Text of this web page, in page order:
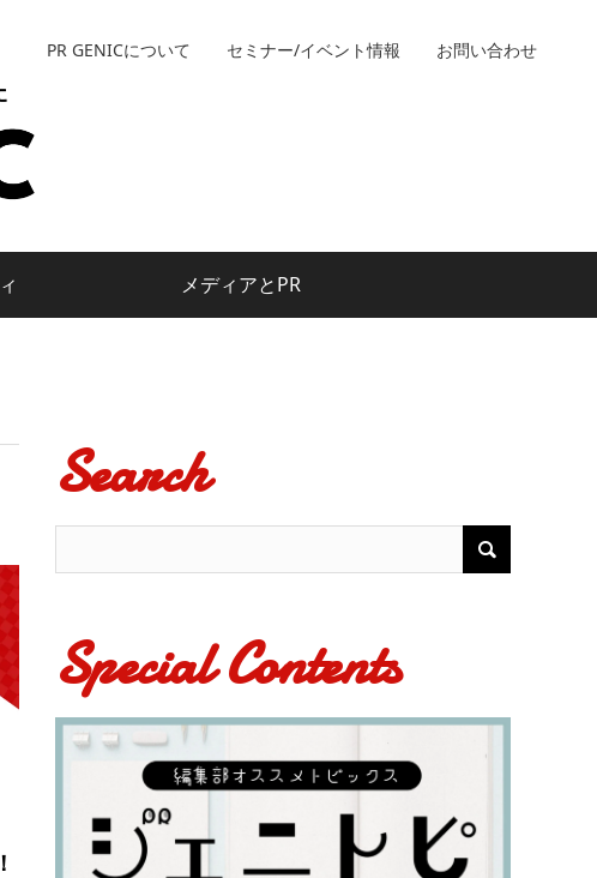
メディアとPR
PR GENICについて セミナー/イベント情報 お問い合わせ
Search
Special Contents